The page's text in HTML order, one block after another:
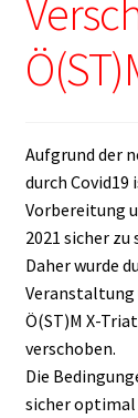
Aufgrund der
durch
Vorbereitung
2021 sicher
Daher wurde
Veranstaltung
Ö(ST)M X-
verschoben.
Die
sicher